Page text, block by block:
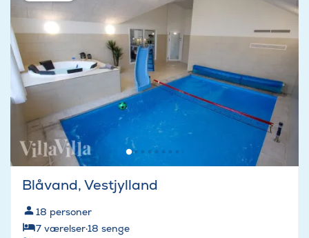
Blåvand, Vestjylland
18 personer
7 værelser·18 senge